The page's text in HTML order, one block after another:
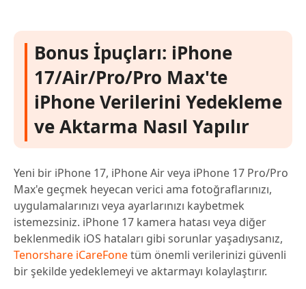
Bonus İpuçları: iPhone
17/Air/Pro/Pro Max'te
iPhone Verilerini Yedekleme
ve Aktarma Nasıl Yapılır
Yeni bir iPhone 17, iPhone Air veya iPhone 17 Pro/Pro
Max'e geçmek heyecan verici ama fotoğraflarınızı,
uygulamalarınızı veya ayarlarınızı kaybetmek
istemezsiniz. iPhone 17 kamera hatası veya diğer
beklenmedik iOS hataları gibi sorunlar yaşadıysanız,
Tenorshare iCareFonetüm önemli verilerinizi güvenli
bir şekilde yedeklemeyi ve aktarmayı kolaylaştırır.